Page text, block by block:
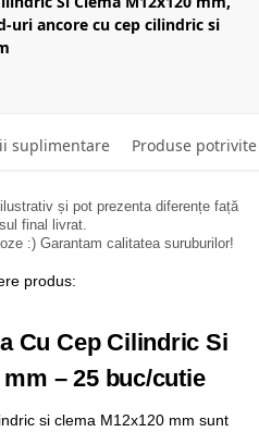
uri ancore cu cep cilindric si
suplimentare Produse potrivite
și pot prezenta diferențe față
final livrat.
:) Garantam calitatea suruburilor!
produs:
Cu Cep Cilindric Si
– 25 buc/cutie
si clema M12x120 mm sunt